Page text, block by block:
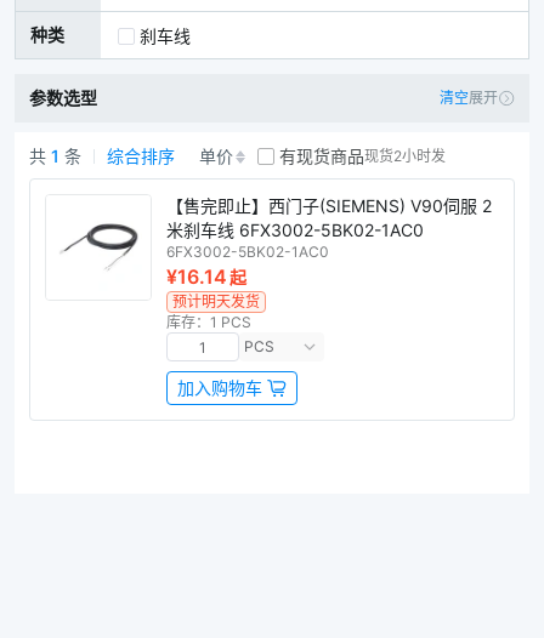
台达伺服线束
种类 刹车线
参数选型 清空展开
西门子伺服线束商品列表
共 1 条 综合排序 单价 有现货商品现货2小时发
【售完即止】西门子(SIEMENS) V90伺服 2
米刹车线 6FX3002-5BK02-1AC0
6FX3002-5BK02-1AC0
¥16.14起
预计明天发货
库存：1 PCS
PCS
加入购物车